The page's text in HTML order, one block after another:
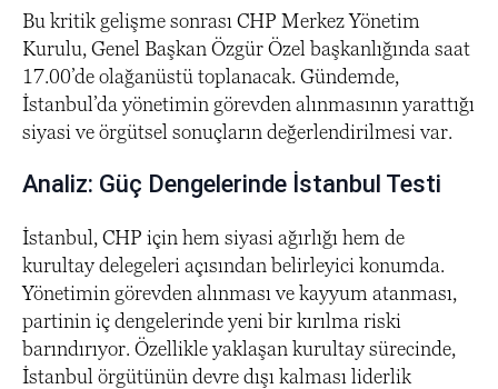
Bu kritik gelişme sonrası CHP Merkez Yönetim
Kurulu, Genel Başkan Özgür Özel başkanlığında saat
17.00’de olağanüstü toplanacak. Gündemde,
İstanbul’da yönetimin görevden alınmasının yarattığı
siyasi ve örgütsel sonuçların değerlendirilmesi var.
Analiz: Güç Dengelerinde İstanbul Testi
İstanbul, CHP için hem siyasi ağırlığı hem de
kurultay delegeleri açısından belirleyici konumda.
Yönetimin görevden alınması ve kayyum atanması,
partinin iç dengelerinde yeni bir kırılma riski
barındırıyor. Özellikle yaklaşan kurultay sürecinde,
İstanbul örgütünün devre dışı kalması liderlik